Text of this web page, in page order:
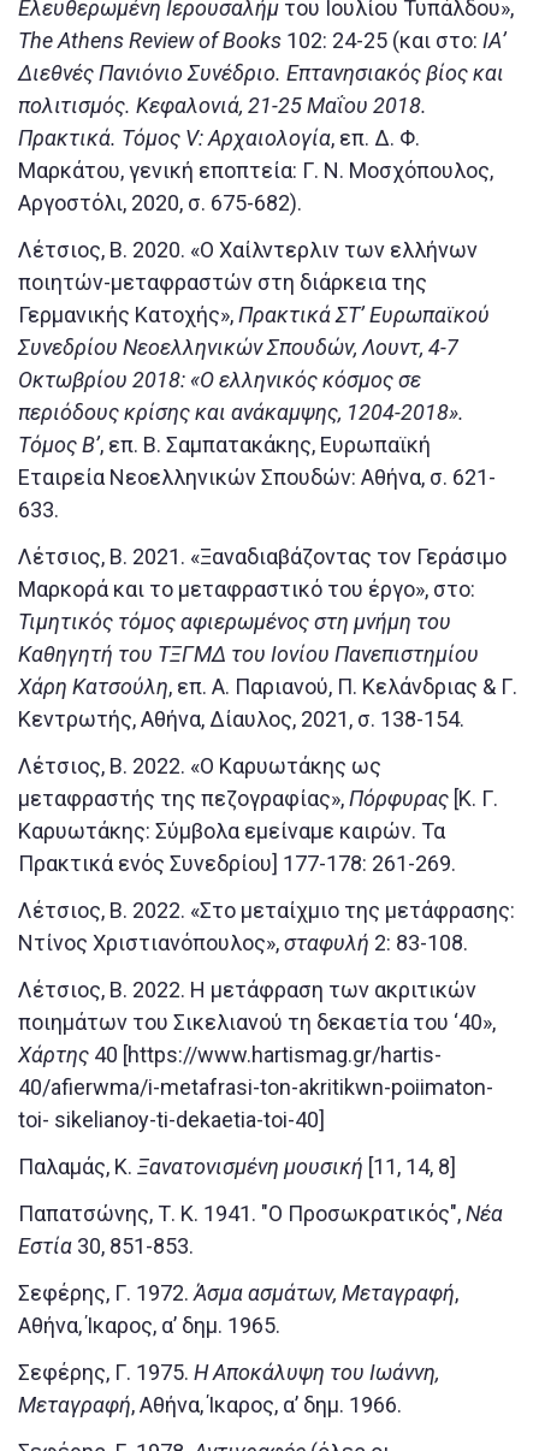
Ελευθερωμένη Ιερουσαλήμ του Ιουλίου Τυπάλδου»,
TheAthensReviewofBooks 102: 24-25 (και στο: ΙΑ’
Διεθνές Πανιόνιο Συνέδριο. Επτανησιακός βίος και
πολιτισμός. Κεφαλονιά, 21-25 Μαΐου 2018.
Πρακτικά. Τόμος V: Αρχαιολογία, επ. Δ. Φ.
Μαρκάτου, γενική εποπτεία: Γ. Ν. Μοσχόπουλος,
Αργοστόλι, 2020, σ. 675-682).
Λέτσιος, Β. 2020. «Ο Χαίλντερλιν των ελλήνων
ποιητών-μεταφραστών στη διάρκεια της
Γερμανικής Κατοχής»,Πρακτικά ΣΤ’ Ευρωπαϊκού
Συνεδρίου Νεοελληνικών Σπουδών, Λουντ, 4-7
Οκτωβρίου 2018: «Ο ελληνικός κόσμος σε
περιόδους κρίσης και ανάκαμψης, 1204-2018».
Τόμος Β’, επ. Β. Σαμπατακάκης, Ευρωπαϊκή
Εταιρεία Νεοελληνικών Σπουδών: Αθήνα, σ. 621-
633.
Λέτσιος, Β. 2021. «Ξαναδιαβάζοντας τον Γεράσιμο
Μαρκορά και το μεταφραστικό του έργο», στο:
Τιμητικός τόμος αφιερωμένος στη μνήμη του
Καθηγητή του ΤΞΓΜΔ του Ιονίου Πανεπιστημίου
Χάρη Κατσούλη, επ. Α. Παριανού, Π. Κελάνδριας & Γ.
Κεντρωτής, Αθήνα, Δίαυλος, 2021, σ. 138-154.
Λέτσιος, Β. 2022. «Ο Καρυωτάκης ως
μεταφραστής της πεζογραφίας»,Πόρφυρας [Κ. Γ.
Καρυωτάκης: Σύμβολα εμείναμε καιρών. Τα
Πρακτικά ενός Συνεδρίου] 177-178: 261-269.
Λέτσιος, Β. 2022. «Στο μεταίχμιο της μετάφρασης:
Ντίνος Χριστιανόπουλος»,σταφυλή 2: 83-108.
Λέτσιος, Β. 2022. Η μετάφραση των ακριτικών
ποιημάτων του Σικελιανού τη δεκαετία του ‘40»,
Χάρτης 40 [https://www.hartismag.gr/hartis-
40/afierwma/i-metafrasi-ton-akritikwn-poiimaton-
toi- sikelianoy-ti-dekaetia-toi-40]
Παλαμάς, Κ. Ξανατονισμένη μουσική [11, 14, 8]
Παπατσώνης, Τ. Κ. 1941. "Ο Προσωκρατικός",Νέα
Εστία 30, 851-853.
Σεφέρης, Γ. 1972. Άσμα ασμάτων, Μεταγραφή,
Αθήνα, Ίκαρος, α’ δημ. 1965.
Σεφέρης, Γ. 1975. Η Αποκάλυψη του Ιωάννη,
Μεταγραφή, Αθήνα, Ίκαρος, α’ δημ. 1966.